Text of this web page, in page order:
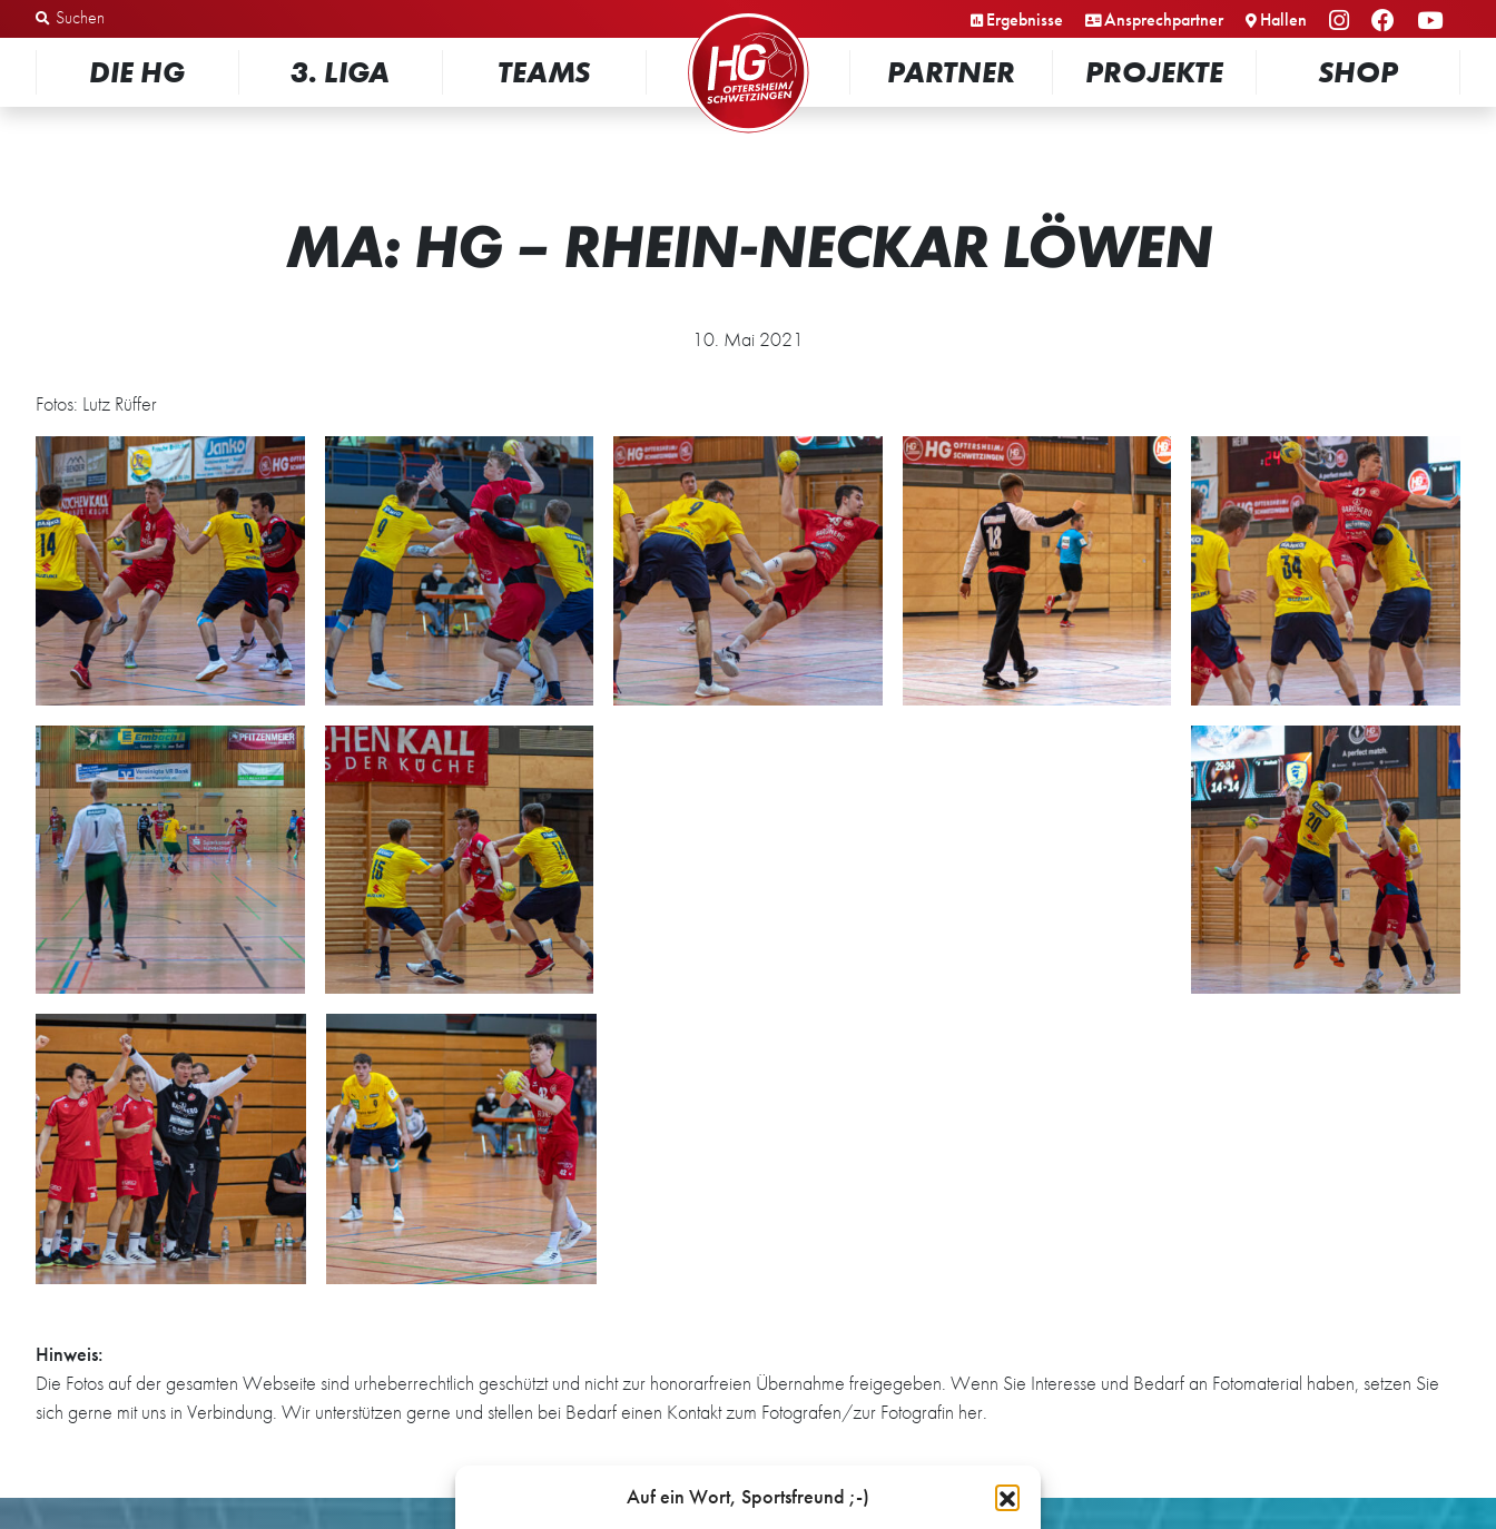
Auf ein Wort, Sportsfreund ;-)
Zum Inhalt springen Ergebnisse Ansprechpartner Hallen
DIE HG 3. LIGA TEAMS
PARTNER
PROJEKTE SHOP
MA: HG – RHEIN-NECKAR LÖWEN
10. Mai 2021
Fotos: Lutz Rüffer
Hinweis:
Die Fotos auf der gesamten Webseite sind urheberrechtlich geschützt und nicht zur honorarfreien Übernahme freigegeben. Wenn Sie Interesse und Bedarf an Fotomaterial haben, setzen Sie
sich gerne mit uns in Verbindung. Wir unterstützen gerne und stellen bei Bedarf einen Kontakt zum Fotografen/zur Fotografin her.